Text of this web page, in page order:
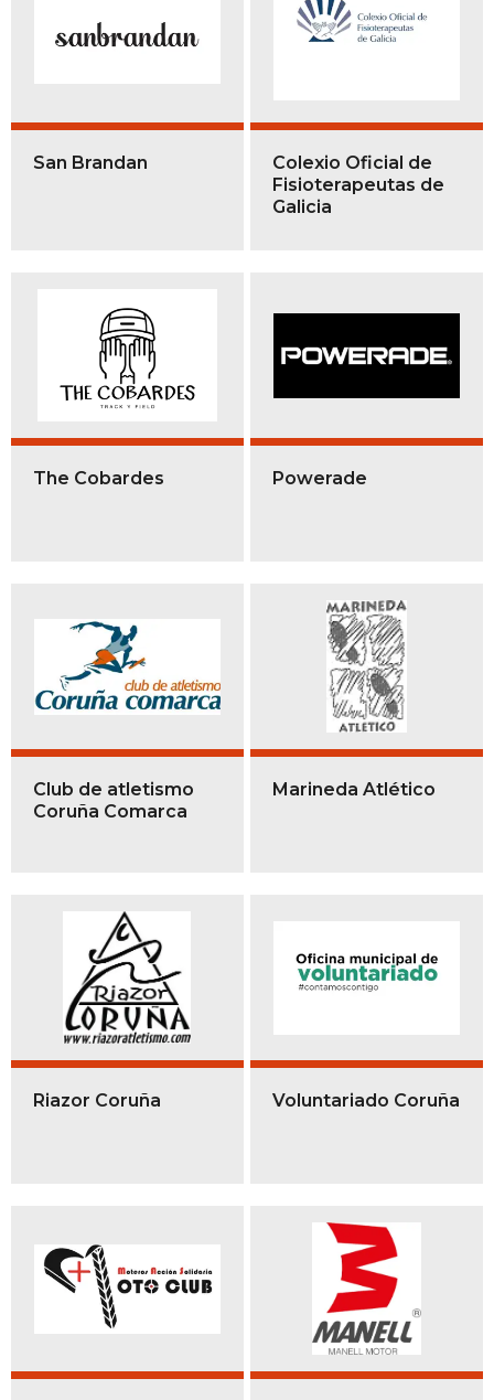
San Brandan
Colexio Oficial de
Fisioterapeutas de
Galicia
The Cobardes Powerade
Club de atletismo
Coruña Comarca
Marineda Atlético
Riazor Coruña Voluntariado Coruña